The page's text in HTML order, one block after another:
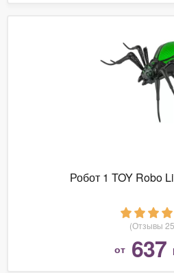
Робот 1 TOY Robo
(Отзывы
от 637